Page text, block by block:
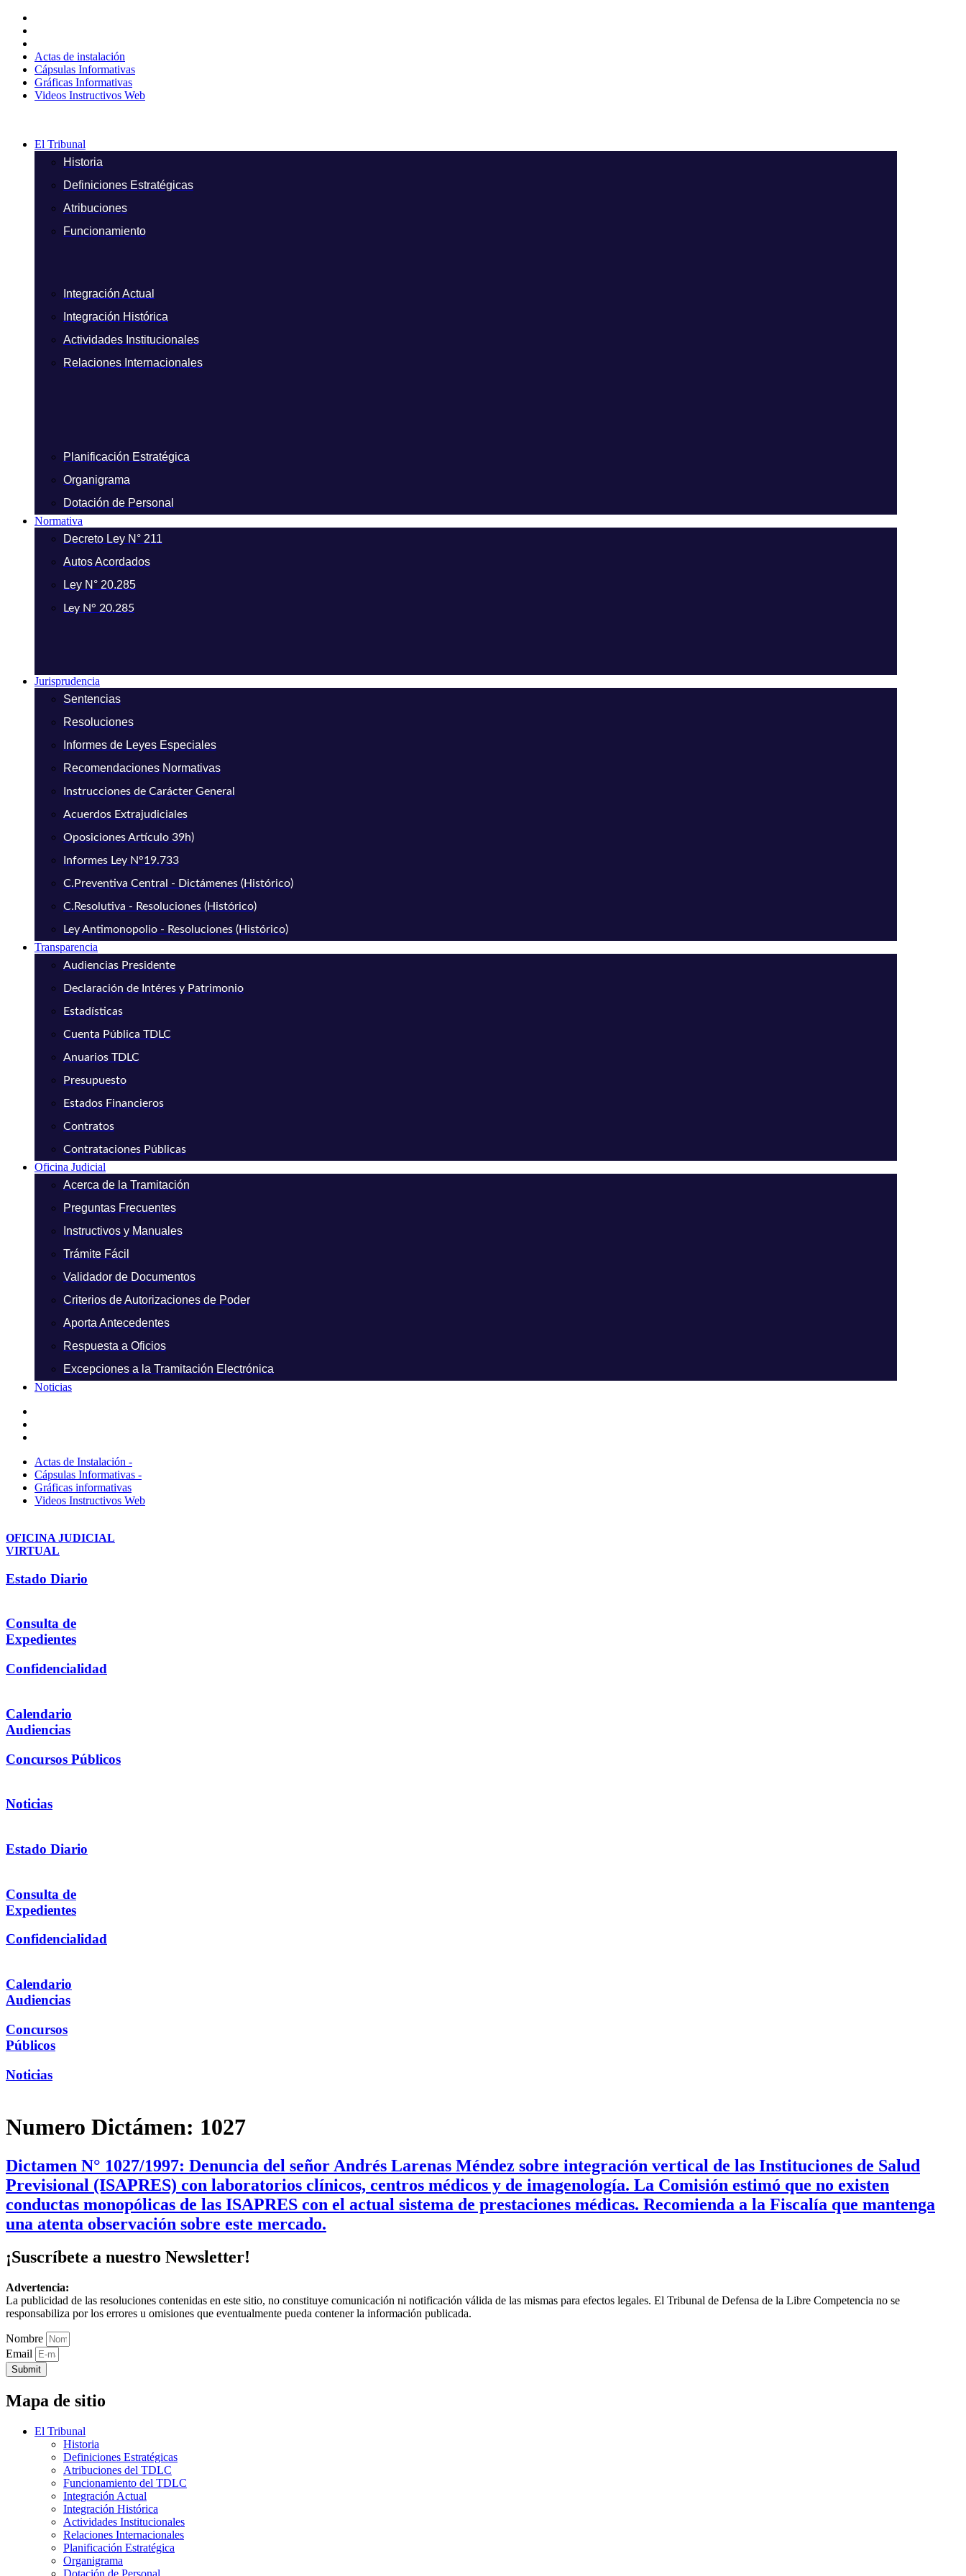
contenido
Actas de instalación
Cápsulas Informativas
Gráficas Informativas
Videos Instructivos Web
El Tribunal
Historia
Definiciones Estratégicas
Atribuciones
Funcionamiento
Integración Actual
Integración Histórica
Actividades Institucionales
Relaciones Internacionales
Planificación Estratégica
Organigrama
Dotación de Personal
Normativa
Decreto Ley N° 211
Autos Acordados
Ley N° 20.285
Ley N° 20.285
Jurisprudencia
Sentencias
Resoluciones
Informes de Leyes Especiales
Recomendaciones Normativas
Instrucciones de Carácter General
Acuerdos Extrajudiciales
Oposiciones Artículo 39h)
Informes Ley N°19.733
C.Preventiva Central - Dictámenes (Histórico)
C.Resolutiva - Resoluciones (Histórico)
Ley Antimonopolio - Resoluciones (Histórico)
Transparencia
Audiencias Presidente
Declaración de Intéres y Patrimonio
Estadísticas
Cuenta Pública TDLC
Anuarios TDLC
Presupuesto
Estados Financieros
Contratos
Contrataciones Públicas
Oficina Judicial
Acerca de la Tramitación
Preguntas Frecuentes
Instructivos y Manuales
Trámite Fácil
Validador de Documentos
Criterios de Autorizaciones de Poder
Aporta Antecedentes
Respuesta a Oficios
Excepciones a la Tramitación Electrónica
Noticias
Actas de Instalación -
Cápsulas Informativas -
Gráficas informativas
Videos Instructivos Web
OFICINA JUDICIAL
VIRTUAL
Estado Diario
Consulta de
Expedientes
Confidencialidad
Calendario
Audiencias
Concursos Públicos
Noticias
Estado Diario
Consulta de
Expedientes
Confidencialidad
Calendario
Audiencias
Concursos
Públicos
Noticias
Numero Dictámen: 1027
Dictamen N° 1027/1997: Denuncia del señor Andrés Larenas Méndez sobre integración vertical de las Instituciones de Salud
Previsional (ISAPRES) con laboratorios clínicos, centros médicos y de imagenología. La Comisión estimó que no existen
conductas monopólicas de las ISAPRES con el actual sistema de prestaciones médicas. Recomienda a la Fiscalía que mantenga
una atenta observación sobre este mercado.
¡Suscríbete a nuestro Newsletter!
Advertencia:
La publicidad de las resoluciones contenidas en este sitio, no constituye comunicación ni notificación válida de las mismas para efectos legales. El Tribunal de Defensa de la Libre Competencia no se
responsabiliza por los errores u omisiones que eventualmente pueda contener la información publicada.
Nombre
Email
Submit
Mapa de sitio
El Tribunal
Historia
Definiciones Estratégicas
Atribuciones del TDLC
Funcionamiento del TDLC
Integración Actual
Integración Histórica
Actividades Institucionales
Relaciones Internacionales
Planificación Estratégica
Organigrama